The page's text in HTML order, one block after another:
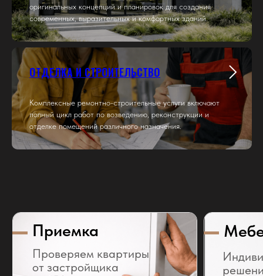
оригинальных концепций и планировок для создания
современных, выразительных и комфортных зданий.
ОТДЕЛКА И СТРОИТЕЛЬСТВО
Комплексные ремонтно-строительные услуги включают
полный цикл работ по возведению, реконструкции и
отделке помещений различного назначения.